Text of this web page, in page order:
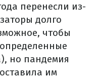
перенесли из-
долго
чтобы
но пандемия
им